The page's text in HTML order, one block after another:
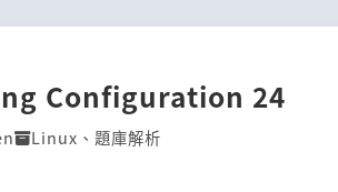
Configuration 24
Linux 、 題庫解析